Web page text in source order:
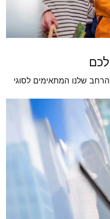
שלנו המתאימים לסוגי